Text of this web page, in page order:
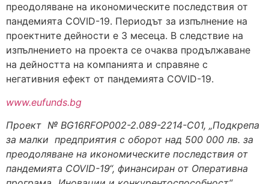
преодоляване на икономическите последствия от
пандемията COVID-19. Периодът за изпълнение на
проектните дейности е 3 месеца. В следствие на
изпълнението на проекта се очаква продължаване
на дейността на компанията и справяне с
негативния ефект от пандемията COVID-19.
www.eufunds.bg
Проект № BG16RFOP002-2.089-2214-C01, „Подкрепа
за малки предприятия с оборот над 500 000 лв. за
преодоляване на икономическите последствия от
пандемията COVID-19“, финансиран от Оперативна